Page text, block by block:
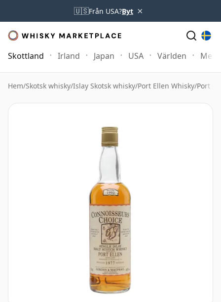
🇺🇸Från USA?Byt ×
Skottland Irland Japan USA Världen Mer
Hem/Skotsk whisky/Islay Skotsk whisky/Port Ellen Whisky/Port